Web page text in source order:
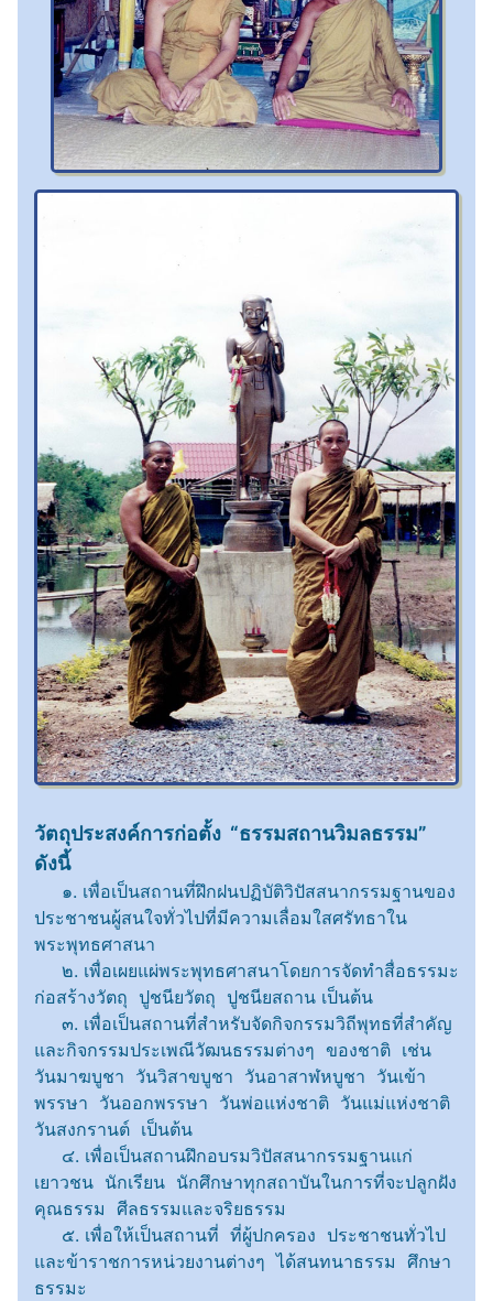
วัตถุประสงค์การก่อตั้ง “ธรรมสถานวิมลธรรม”
ดังนี้
๑. เพื่อเป็นสถานที่ฝึกฝนปฏิบัติวิปัสสนากรรมฐานของ
ประชาชนผู้สนใจทั่วไปที่มีความเลื่อมใสศรัทธาใน
พระพุทธศาสนา
๒. เพื่อเผยแผ่พระพุทธศาสนาโดยการจัดทำสื่อธรรมะ
ก่อสร้างวัตถุ ปูชนียวัตถุ ปูชนียสถาน เป็นต้น
๓. เพื่อเป็นสถานที่สำหรับจัดกิจกรรมวิถีพุทธที่สำคัญ
และกิจกรรมประเพณีวัฒนธรรมต่างๆ ของชาติ เช่น
วันมาฆบูชา วันวิสาขบูชา วันอาสาฬหบูชา วันเข้า
พรรษา วันออกพรรษา วันพ่อแห่งชาติ วันแม่แห่งชาติ
วันสงกรานต์ เป็นต้น
๔. เพื่อเป็นสถานฝึกอบรมวิปัสสนากรรมฐานแก่
เยาวชน นักเรียน นักศึกษาทุกสถาบันในการที่จะปลูกฝัง
คุณธรรม ศีลธรรมและจริยธรรม
๕. เพื่อให้เป็นสถานที่ ที่ผู้ปกครอง ประชาชนทั่วไป
และข้าราชการหน่วยงานต่างๆ ได้สนทนาธรรม ศึกษา
ธรรมะ